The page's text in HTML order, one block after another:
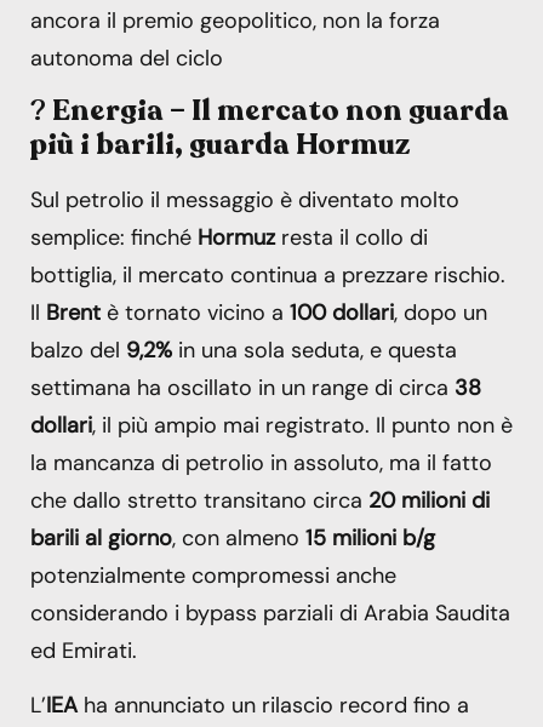
ancora il premio geopolitico, non la forza
autonoma del ciclo
? Energia – Il mercato non guarda
più i barili, guarda Hormuz
Sul petrolio il messaggio è diventato molto
semplice: finché Hormuzresta il collo di
bottiglia, il mercato continua a prezzare rischio.
Il Brent è tornato vicino a 100 dollari, dopo un
balzo del 9,2% in una sola seduta, e questa
settimana ha oscillato in un range di circa 38
dollari, il più ampio mai registrato. Il punto non è
la mancanza di petrolio in assoluto, ma il fatto
che dallo stretto transitano circa 20 milioni di
barili al giorno, con almeno 15 milioni b/g
potenzialmente compromessi anche
considerando i bypass parziali di Arabia Saudita
ed Emirati.
L’IEAha annunciato un rilascio record fino a